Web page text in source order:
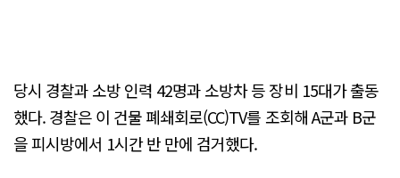
당시 경찰과 소방 인력 42명과 소방차 등 장비 15대가 출동
했다. 경찰은 이 건물 폐쇄회로(CC)TV를 조회해 A군과 B군
을 피시방에서 1시간 반 만에 검거했다.